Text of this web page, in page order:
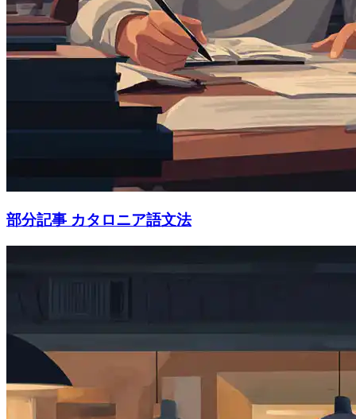
部分記事 カタロニア語文法